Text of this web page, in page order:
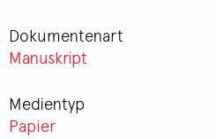
Dokumentenart
Manuskript
Medientyp
Papier